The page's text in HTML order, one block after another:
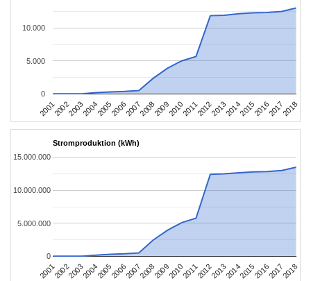
200120022003200420052006200720082009201020112012201320142015201620172018
0
5.000
10.000
Stromproduktion (kWh)
200120022003200420052006200720082009201020112012201320142015201620172018
0
5.000.000
10.000.000
15.000.000